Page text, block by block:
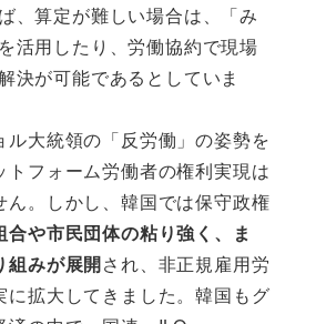
、算定が難しい場合は、「み
活用したり、労働協約で現場
決が可能であるとしていま
大統領の「反労働」の姿勢を
トフォーム労働者の権利実現は
ん。しかし、韓国では保守政権
合や市民団体の粘り強く、ま
組みが展開され、非正規雇用労
に拡大してきました。韓国もグ